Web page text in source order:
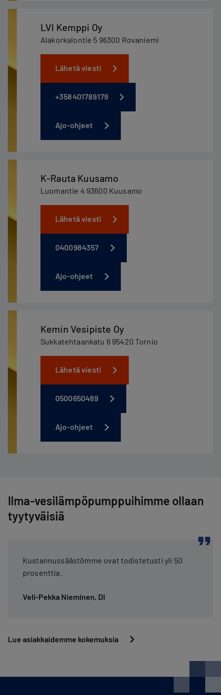
LVI Kemppi Oy
Alakorkalontie 5 96300 Rovaniemi
Lähetä viesti
+358401789179
Ajo-ohjeet
K-Rauta Kuusamo
Luomantie 4 93600 Kuusamo
Lähetä viesti
0400984357
Ajo-ohjeet
Kemin Vesipiste Oy
Sukkatehtaankatu 6 95420 Tornio
Lähetä viesti
0500650489
Ajo-ohjeet
Ilma-vesilämpöpumppuihimme ollaan
tyytyväisiä
Kustannussäästömme ovat todistetusti yli 50
prosenttia.
Veli-Pekka Nieminen, DI
Lue asiakkaidemme kokemuksia